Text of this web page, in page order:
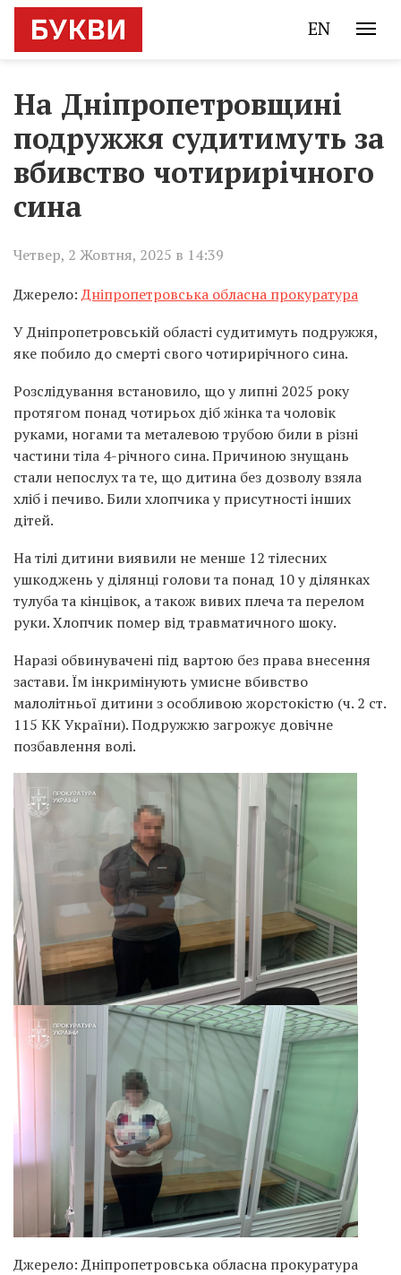
EN
На Дніпропетровщині
подружжя судитимуть за
вбивство чотирирічного
сина
Четвер, 2 Жовтня, 2025 в 14:39
Джерело:Дніпропетровська обласна прокуратура
У Дніпропетровській області судитимуть подружжя,
яке побило до смерті свого чотирирічного сина.
Розслідування встановило, що у липні 2025 року
протягом понад чотирьох діб жінка та чоловік
руками, ногами та металевою трубою били в різні
частини тіла 4-річного сина. Причиною знущань
стали непослух та те, що дитина без дозволу взяла
хліб і печиво. Били хлопчика у присутності інших
дітей.
На тілі дитини виявили не менше 12 тілесних
ушкоджень у ділянці голови та понад 10 у ділянках
тулуба та кінцівок, а також вивих плеча та перелом
руки. Хлопчик помер від травматичного шоку.
Наразі обвинувачені під вартою без права внесення
застави. Їм інкримінують умисне вбивство
малолітньої дитини з особливою жорстокістю (ч. 2 ст.
115 КК України). Подружжю загрожує довічне
позбавлення волі.
Джерело: Дніпропетровська обласна прокуратура